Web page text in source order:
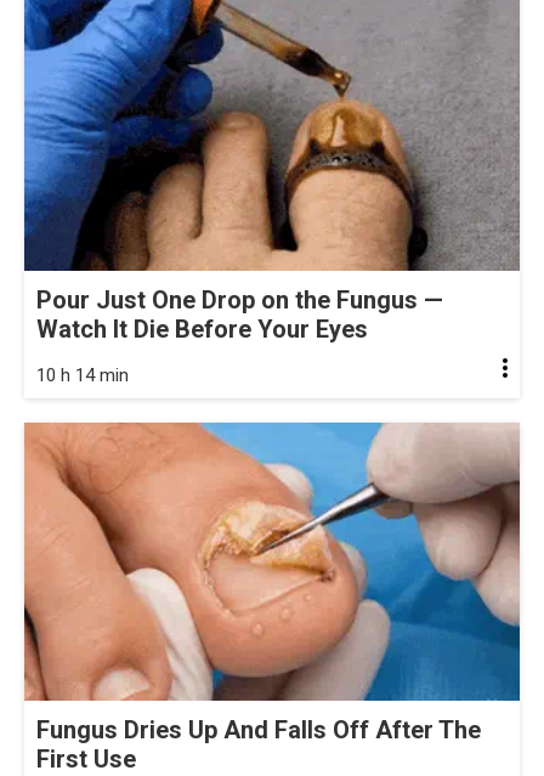
Pour Just One Drop on the Fungus —
Watch It Die Before Your Eyes
10 h 14 min
Fungus Dries Up And Falls Off After The
First Use